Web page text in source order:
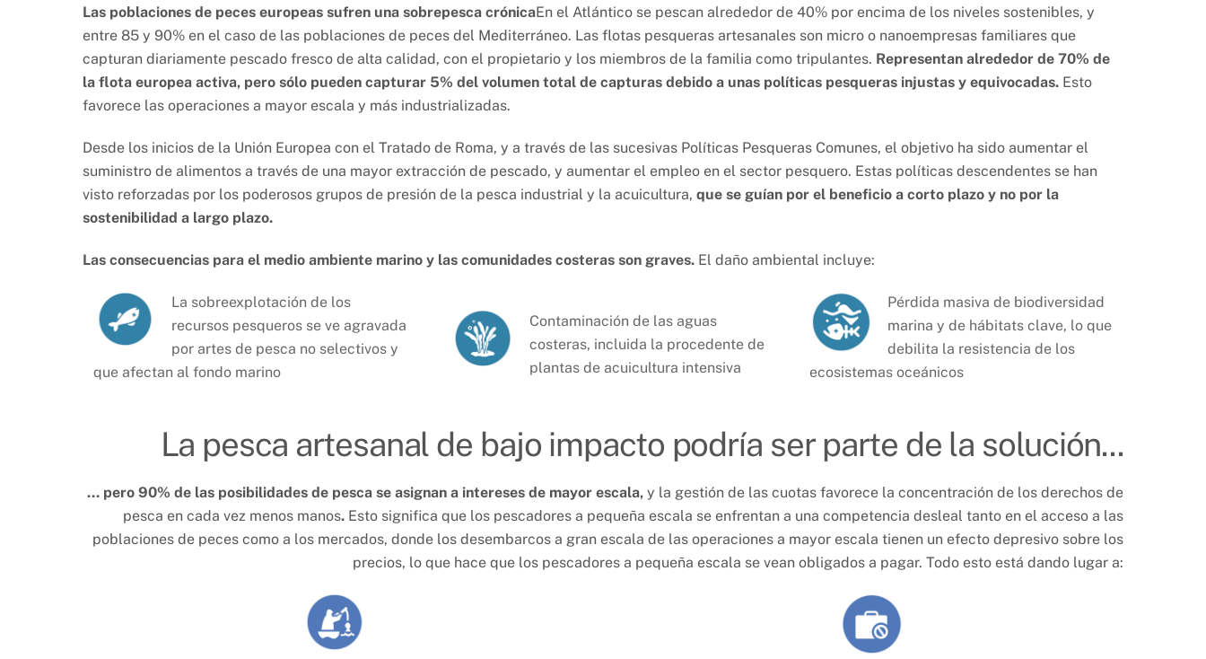
Las poblaciones de peces europeas sufren una sobrepesca crónicaEn el Atlántico se pescan alrededor de 40% por encima de los niveles sostenibles, y
entre 85 y 90% en el caso de las poblaciones de peces del Mediterráneo. Las flotas pesqueras artesanales son micro o nanoempresas familiares que
capturan diariamente pescado fresco de alta calidad, con el propietario y los miembros de la familia como tripulantes. Representan alrededor de 70% de
la flota europea activa, pero sólo pueden capturar 5% del volumen total de capturas debido a unas políticas pesqueras injustas y equivocadas. Esto
favorece las operaciones a mayor escala y más industrializadas.
Desde los inicios de la Unión Europea con el Tratado de Roma, y a través de las sucesivas Políticas Pesqueras Comunes, el objetivo ha sido aumentar el
suministro de alimentos a través de una mayor extracción de pescado, y aumentar el empleo en el sector pesquero. Estas políticas descendentes se han
visto reforzadas por los poderosos grupos de presión de la pesca industrial y la acuicultura, que se guían por el beneficio a corto plazo y no por la
sostenibilidad a largo plazo.
Las consecuencias para el medio ambiente marino y las comunidades costeras son graves. El daño ambiental incluye:
La sobreexplotación de los
recursos pesqueros se ve agravada
por artes de pesca no selectivos y
que afectan al fondo marino
Contaminación de las aguas
costeras, incluida la procedente de
plantas de acuicultura intensiva
Pérdida masiva de biodiversidad
marina y de hábitats clave, lo que
debilita la resistencia de los
ecosistemas oceánicos
La pesca artesanal de bajo impacto podría ser parte de la solución...
... pero 90% de las posibilidades de pesca se asignan a intereses de mayor escala, y la gestión de las cuotas favorece la concentración de los derechos de
pesca en cada vez menos manos. Esto significa que los pescadores a pequeña escala se enfrentan a una competencia desleal tanto en el acceso a las
poblaciones de peces como a los mercados, donde los desembarcos a gran escala de las operaciones a mayor escala tienen un efecto depresivo sobre los
precios, lo que hace que los pescadores a pequeña escala se vean obligados a pagar. Todo esto está dando lugar a: